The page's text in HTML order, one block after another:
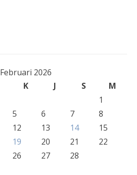
Februari 2026
K J S
M
1
5 6 7
8
12 13 14
15
19 20 21
22
26 27 28